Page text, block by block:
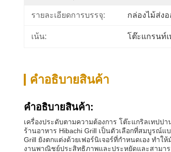
รายละเอียดการบรรจุ: กล่องไม้ส่ง
เน้น: โต๊ะแกรนท์
คําอธิบายสินค้า
คําอธิบายสินค้า:
เครื่องประดับตามความต้องการ โต๊ะแกริลเทปป
ร้านอาหาร Hibachi Grill เป็นตัวเลือกที่สมบูรณ์
Grill ยังตกแต่งด้วยเฟอร์นิเจอร์ที่กําหนดเอง ทํา
งานพาณิชย์ประสิทธิภาพและประหยัดและสามา